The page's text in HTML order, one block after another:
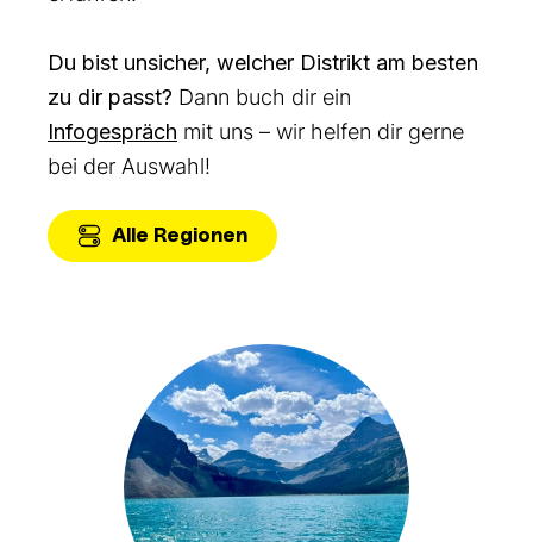
Du bist unsicher, welcher Distrikt am besten
zu dir passt? Dann buch dir ein
Infogespräch mit uns – wir helfen dir gerne
bei der Auswahl!
Alle Regionen